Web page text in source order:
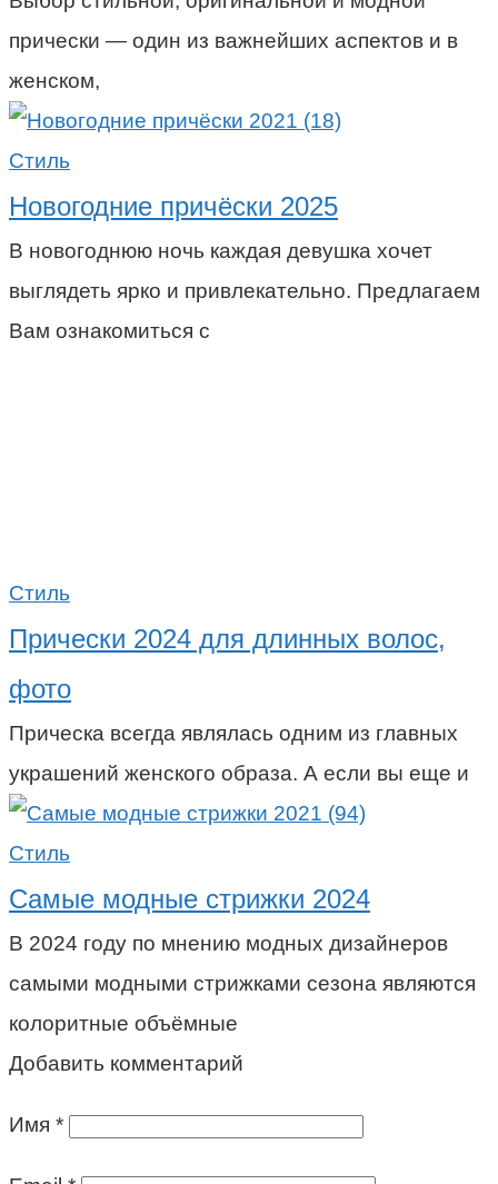
прически — один из важнейших аспектов и в
женском,
Стиль
Новогодние причёски 2025
В новогоднюю ночь каждая девушка хочет
выглядеть ярко и привлекательно. Предлагаем
Вам ознакомиться с
Стиль
Прически 2024 для длинных волос,
фото
Прическа всегда являлась одним из главных
украшений женского образа. А если вы еще и
Стиль
Самые модные стрижки 2024
В 2024 году по мнению модных дизайнеров
самыми модными стрижками сезона являются
колоритные объёмные
Добавить комментарий
Имя *